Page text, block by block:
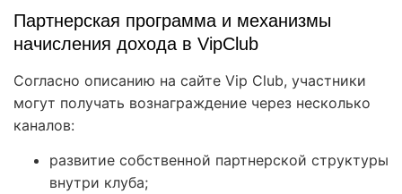
Партнерская программа и механизмы
начисления дохода в VipClub
Согласно описанию на сайте Vip Club, участники
могут получать вознаграждение через несколько
каналов:
развитие собственной партнерской структуры
внутри клуба;